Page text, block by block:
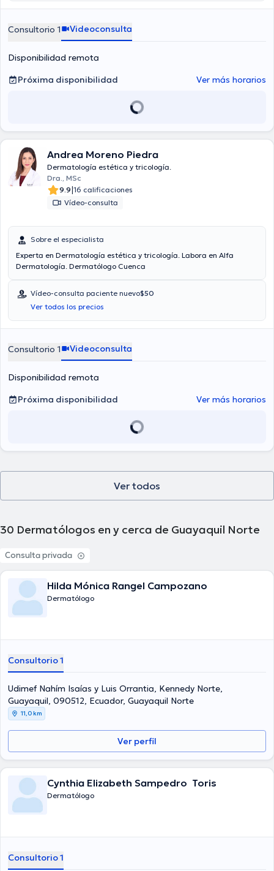
Consultorio 1 Videoconsulta
Disponibilidad remota
Próxima disponibilidad
Ver más horarios
Andrea Moreno Piedra
Dermatología estética y tricología.
Dra., MSc
9.9|16 calificaciones
Vídeo-consulta
Sobre el especialista
Experta en Dermatología estética y tricología. Labora en Alfa
Dermatología. Dermatólogo Cuenca
Vídeo-consulta paciente nuevo$50
Ver todos los precios
Consultorio 1 Videoconsulta
Disponibilidad remota
Próxima disponibilidad
Ver más horarios
Ver todos
30 Dermatólogos en y cerca de Guayaquil Norte
Consulta privada
Hilda Mónica Rangel Campozano
Dermatólogo
Consultorio 1
Udimef Nahím Isaías y Luis Orrantia, Kennedy Norte,
Guayaquil, 090512, Ecuador, Guayaquil Norte
11,0 km
Ver perfil
Cynthia Elizabeth Sampedro Toris
Dermatólogo
Consultorio 1